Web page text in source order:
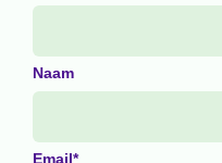
Naam
Email*